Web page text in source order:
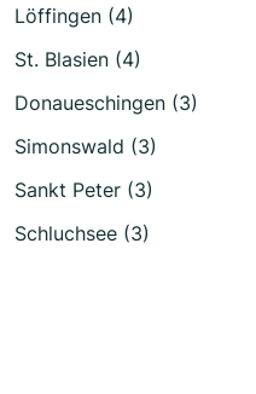
Löffingen (4)
St. Blasien (4)
Donaueschingen (3)
Simonswald (3)
Sankt Peter (3)
Schluchsee (3)